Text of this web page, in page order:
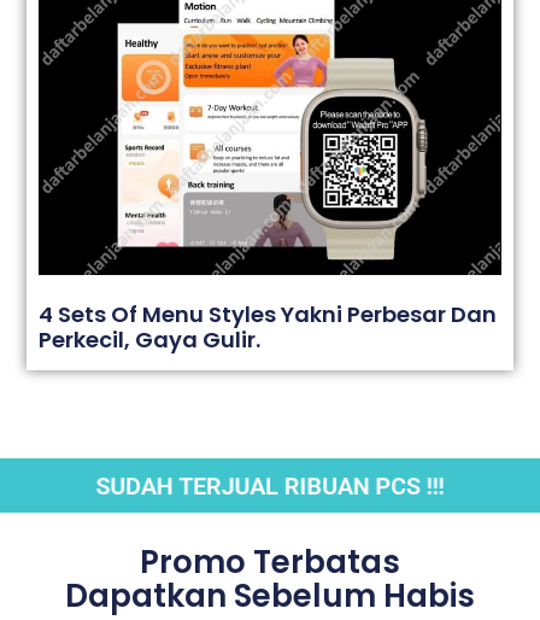
4 Sets Of Menu Styles Yakni Perbesar Dan
Perkecil, Gaya Gulir.
SUDAH TERJUAL RIBUAN PCS !!!
Promo Terbatas
Dapatkan Sebelum Habis